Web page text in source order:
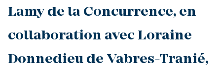
Lamy de la Concurrence, en
collaboration avec Loraine
Donnedieu de Vabres-Tranié,